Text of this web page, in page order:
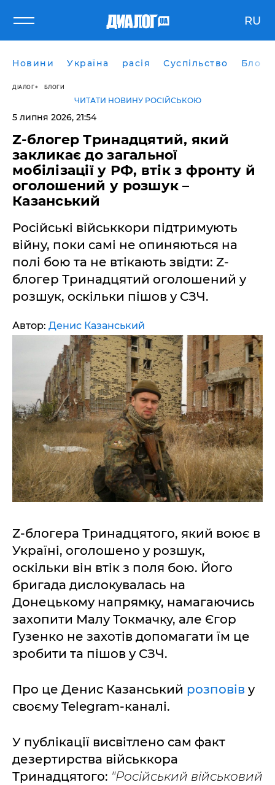
RU
Новини Україна расія Суспільство Блоги
ДІАЛОГ БЛОГИ
ЧИТАТИ НОВИНУ РОСІЙСЬКОЮ
5 липня 2026, 21:54
Z-блогер Тринадцятий, який
закликає до загальної
мобілізації у РФ, втік з фронту й
оголошений у розшук –
Казанський
Російські військкори підтримують
війну, поки самі не опиняються на
полі бою та не втікають звідти: Z-
блогер Тринадцятий оголошений у
розшук, оскільки пішов у СЗЧ.
Автор: Денис Казанський
Z-блогера Тринадцятого, який воює в
Україні, оголошено у розшук,
оскільки він втік з поля бою. Його
бригада дислокувалась на
Донецькому напрямку, намагаючись
захопити Малу Токмачку, але Єгор
Гузенко не захотів допомагати їм це
зробити та пішов у СЗЧ.
Про це Денис Казанський розповів у
своєму Telegram-каналі.
У публікації висвітлено сам факт
дезертирства військкора
Тринадцятого: "Російський військовий